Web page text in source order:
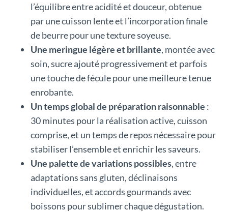
l’équilibre entre acidité et douceur, obtenue
par une cuisson lente et l’incorporation finale
de beurre pour une texture soyeuse.
Une meringue légère et brillante, montée avec
soin, sucre ajouté progressivement et parfois
une touche de fécule pour une meilleure tenue
enrobante.
Un temps global de préparation raisonnable :
30 minutes pour la réalisation active, cuisson
comprise, et un temps de repos nécessaire pour
stabiliser l’ensemble et enrichir les saveurs.
Une palette de variations possibles, entre
adaptations sans gluten, déclinaisons
individuelles, et accords gourmands avec
boissons pour sublimer chaque dégustation.